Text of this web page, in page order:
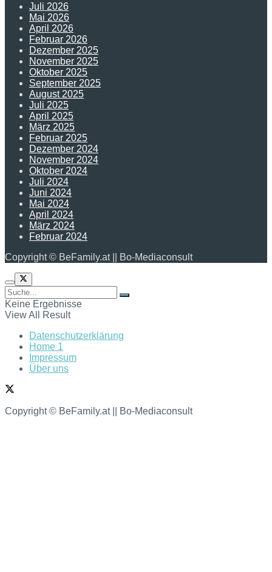
Juli 2026
Mai 2026
April 2026
Februar 2026
Dezember 2025
November 2025
Oktober 2025
September 2025
August 2025
Juli 2025
April 2025
März 2025
Februar 2025
Dezember 2024
November 2024
Oktober 2024
Juli 2024
Juni 2024
Mai 2024
April 2024
März 2024
Februar 2024
Copyright © BeFamily.at || Bo-Mediaconsult
Keine Ergebnisse
View All Result
Datenschutzerklärung
Home 1
Impressum
Über uns
Copyright © BeFamily.at || Bo-Mediaconsult